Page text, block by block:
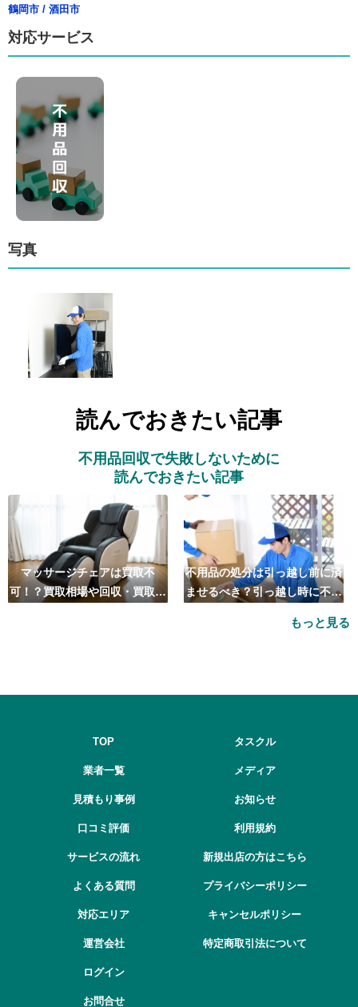
鶴岡市 / 酒田市
対応サービス
写真
読んでおきたい記事
不用品回収で失敗しないために
読んでおきたい記事
マッサージチェアは買取不
可！？買取相場や回収・買取の
不用品の処分は引っ越し前に済
ませるべき？引っ越し時に不用
もっと見る
TOP
業者一覧
見積もり事例
口コミ評価
サービスの流れ
よくある質問
対応エリア
運営会社
ログイン
お問合せ
タスクル
メディア
お知らせ
利用規約
新規出店の方はこちら
プライバシーポリシー
キャンセルポリシー
特定商取引法について